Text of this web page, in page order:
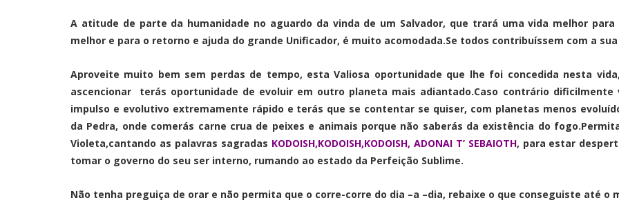
A atitude de parte da humanidade no aguardo da vinda de um Salvador, que trará uma vida melhor
melhor e para o retorno e ajuda do grande Unificador, é muito acomodada.Se todos contribuíssem com a
Aproveite muito bem sem perdas de tempo, esta Valiosa oportunidade que lhe foi concedida nesta
ascencionar terás oportunidade de evoluir em outro planeta mais adiantado.Caso contrário
impulso e evolutivo extremamente rápido e terás que se contentar se quiser, com planetas menos
da Pedra, onde comerás carne crua de peixes e animais porque não saberás da existência do
Violeta,cantando as palavras sagradas KODOISH,KODOISH,KODOISH, ADONAI T’ SEBAIOTH, para estar
tomar o governo do seu ser interno, rumando ao estado da Perfeição Sublime.
Não tenha preguiça de orar e não permita que o corre-corre do dia –a –dia, rebaixe o que conseguiste até o